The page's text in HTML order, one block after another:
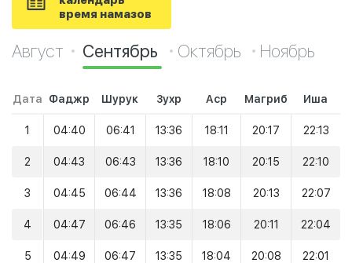
время намазов
Август Сентябрь Октябрь Ноябрь
Дата Фаджр Шурук Зухр Аср Магриб Иша
1 04:40 06:41 13:36 18:11 20:17 22:13
2 04:43 06:43 13:36 18:10 20:15 22:10
3 04:45 06:44 13:36 18:08 20:13 22:07
4 04:47 06:46 13:35 18:06 20:11 22:04
5 04:49 06:47 13:35 18:04 20:08 22:01